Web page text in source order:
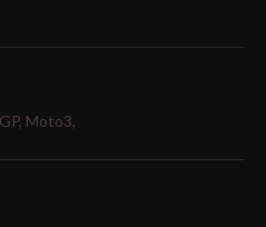
Moto3,